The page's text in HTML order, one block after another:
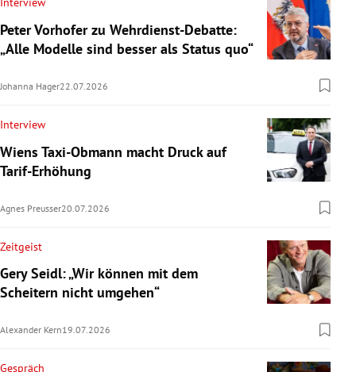
Peter Vorhofer zu Wehrdienst-Debatte:
„Alle Modelle sind besser als Status quo“
Johanna Hager22.07.2026
Interview
Wiens Taxi-Obmann macht Druck auf
Tarif-Erhöhung
Agnes Preusser20.07.2026
Zeitgeist
Gery Seidl: „Wir können mit dem
Scheitern nicht umgehen“
Alexander Kern19.07.2026
Gespräch